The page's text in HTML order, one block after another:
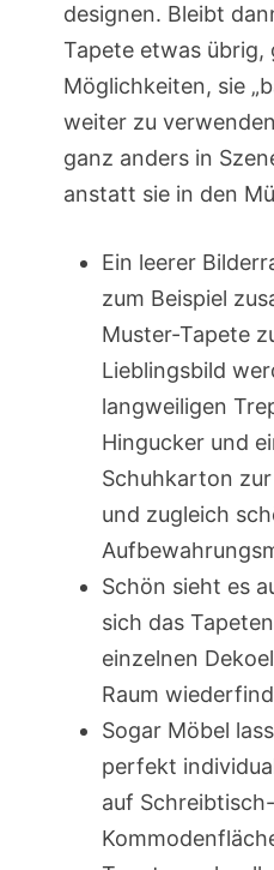
designen. Bleibt
Tapete etwas übrig,
Möglichkeiten, sie
weiter zu
ganz anders in
anstatt sie in den
Ein leerer
zum Beispiel
Muster-Tapete
Lieblingsbild
langweiligen
Hingucker und
Schuhkarton
und zugleich
Schön sieht es
sich das
einzelnen
Raum
Sogar Möbel
perfekt
auf